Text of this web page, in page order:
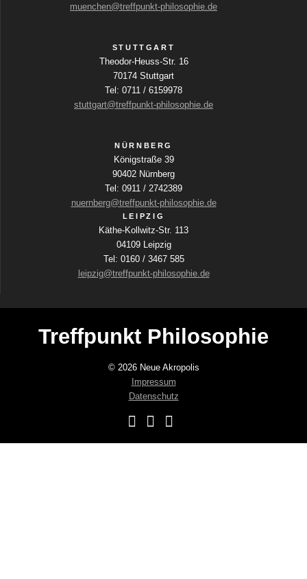
muenchen@treffpunkt-philosophie.de
STUTTGART
Theodor-Heuss-Str. 16
70174 Stuttgart
Tel: 0711 / 6159978
stuttgart@treffpunkt-philosophie.de
NÜRNBERG
Königstraße 39
90402 Nürnberg
Tel: 0911 / 2742389
nuernberg@treffpunkt-philosophie.de
LEIPZIG
Käthe-Kollwitz-Str. 113
04109 Leipzig
Tel: 0160 / 3467 585
leipzig@treffpunkt-philosophie.de
Treffpunkt Philosophie
© 2026 Neue Akropolis
Impressum
Datenschutz